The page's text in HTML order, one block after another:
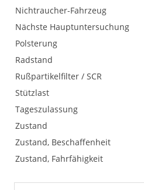
Nichtraucher-Fahrzeug
Nächste Hauptuntersuchung
Polsterung
Radstand
Rußpartikelfilter / SCR
Stützlast
Tageszulassung
Zustand
Zustand, Beschaffenheit
Zustand, Fahrfähigkeit